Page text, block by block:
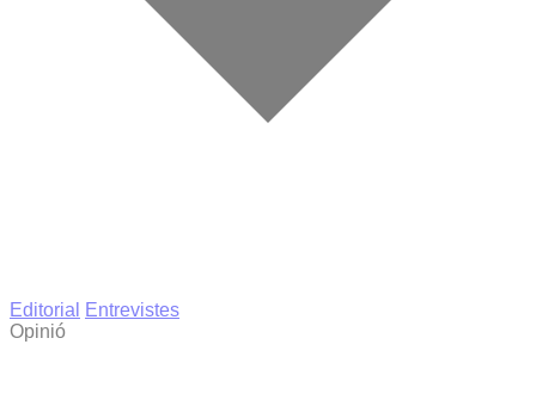
Editorial
Entrevistes
Opinió